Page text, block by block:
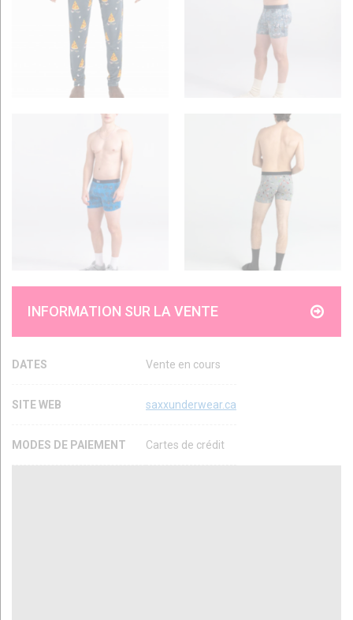
INFORMATION SUR LA VENTE
DATES Vente en cours
SITE WEB saxxunderwear.ca
MODES DE PAIEMENT Cartes de crédit